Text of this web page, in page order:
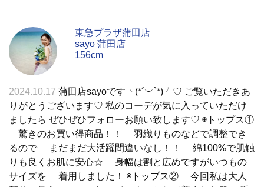
東急プラザ蒲田店
sayo 蒲田店
156cm
2024.10.17 蒲田店sayoです╰(*´︶`*)╯♡ ご覧いただきあ
りがとうございます♡ 私のコーデが気に入っていただけ
ましたら ぜひぜひフォローお願い致します♡ ◉トップス①
驚きのお買い得商品！！ 羽織りものなどで調整でき
るので まだまだ大活躍間違いなし！！ 綿100%で肌触
りも良くお肌に安心☆ 身幅は割と広めですがいつもの
サイズを 着用しました！ ◉トップス② 今回私は大人